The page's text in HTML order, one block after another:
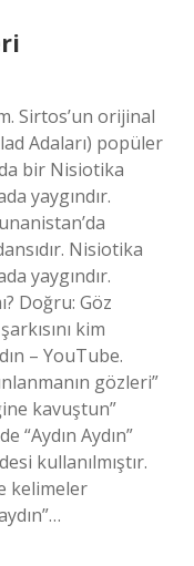
Sirtos’un orijinal
Adaları) popüler
bir Nisiotika
yaygındır.
Nisiotika
yaygındır.
Doğru: Göz
kim
– YouTube.
gözleri”
kavuştun”
“Aydın Aydın”
kullanılmıştır.
kelimeler